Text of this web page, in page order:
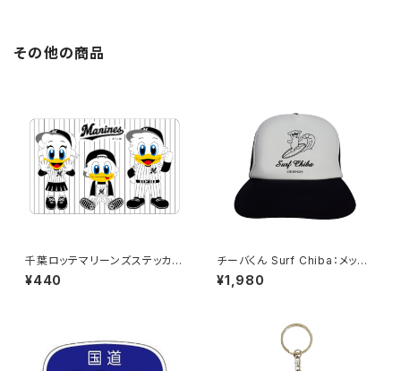
その他の商品
千葉ロッテマリーンズステッカー
10
¥440
チーバくん Surf Chiba：メッシ
ュキャップ（Bホワイト）
¥1,980